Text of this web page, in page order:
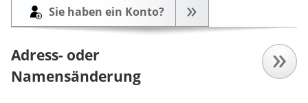
Sie haben ein Konto?
Adress- oder
Namensänderung